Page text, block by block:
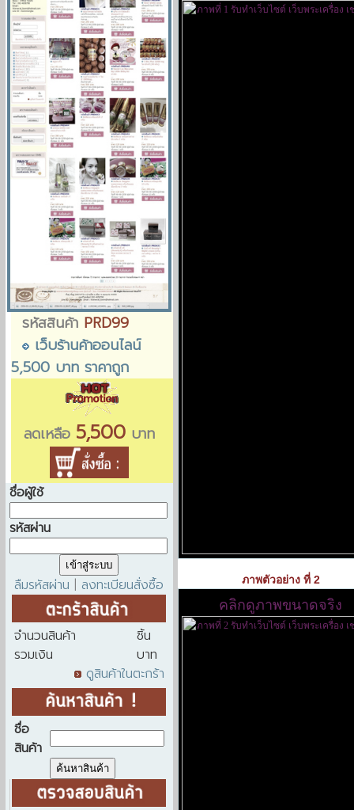
รหัสสินค้า PRD99
เว็บร้านค้าออนไลน์
5,500 บาท ราคาถูก
ลดเหลือ 5,500บาท
ชื่อผู้ใช้
รหัสผ่าน
ลืมรหัสผ่าน ลงทะเบียนสั่งซื้อ
จำนวนสินค้า
ชิ้น
รวมเงิน
บาท
ดูสินค้าในตะกร้า
ชื่อ
สินค้า
ภาพตัวอย่าง ที่ 2
คลิกดูภาพขนาดจริง